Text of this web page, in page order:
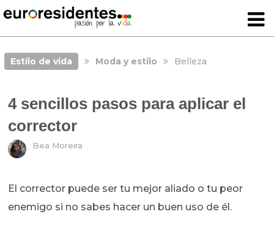
Estilo de vida Moda y estilo Belleza
4 sencillos pasos para aplicar el
corrector
Bea Moreira
El corrector puede ser tu mejor aliado o tu peor
enemigo si no sabes hacer un buen uso de él.